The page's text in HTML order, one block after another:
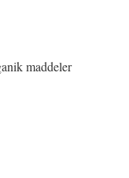
maddeler